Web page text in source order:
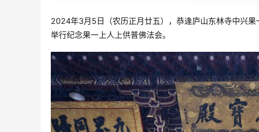
2024年3月5日（农历正月廿五），恭逢庐山东林寺中兴
举行纪念果一上人上供普佛法会。